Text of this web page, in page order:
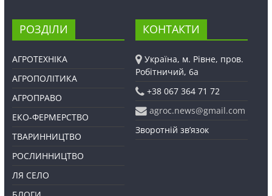
РОЗДІЛИ
АГРОТЕХНІКА
АГРОПОЛІТИКА
АГРОПРАВО
ЕКО-ФЕРМЕРСТВО
ТВАРИННИЦТВО
РОСЛИННИЦТВО
ЛЯ СЕЛО
КОНТАКТИ
Україна, м. Рівне, пров.
Робітничий, 6а
+38 067 364 71 72
agroc.news@gmail.com
Зворотній зв’язок